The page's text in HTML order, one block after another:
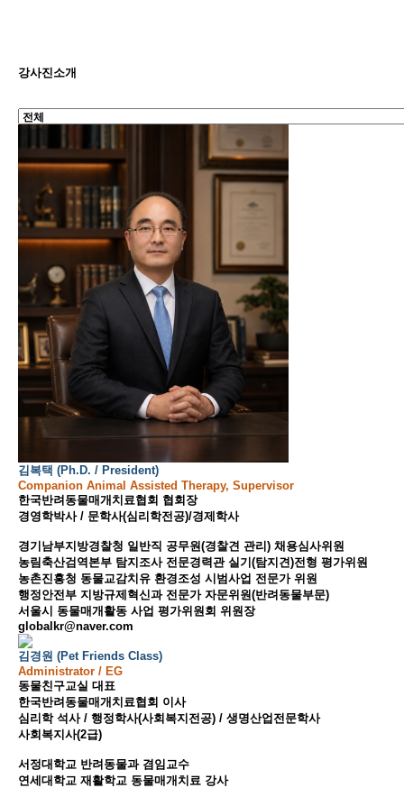
강사진소개
김복택 (Ph.D. / President)
Companion Animal Assisted Therapy, Supervisor
한국반려동물매개치료협회 협회장
경영학박사 / 문학사(심리학전공)/경제학사
경기남부지방경찰청 일반직 공무원(경찰견 관리) 채용심사위원
농림축산검역본부 탐지조사 전문경력관 실기(탐지견)전형 평가위원
농촌진흥청 동물교감치유 환경조성 시범사업 전문가 위원
행정안전부 지방규제혁신과 전문가 자문위원(반려동물부문)
서울시 동물매개활동 사업 평가위원회 위원장
globalkr@naver.com
김경원 (Pet Friends Class)
Administrator / EG
동물친구교실 대표
한국반려동물매개치료협회 이사
심리학 석사 / 행정학사(사회복지전공) / 생명산업전문학사
사회복지사(2급)
서정대학교 반려동물과 겸임교수
연세대학교 재활학교 동물매개치료 강사